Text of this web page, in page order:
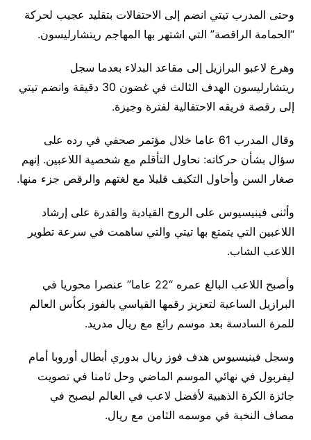
وحتى المدرب تيتي انضم إلى الاحتفالات بتقليد عجيب لحركة
“الحمامة الراقصة” التي اشتهر بها المهاجم ريتشارليسون.
وهرع لاعبو البرازيل إلى مقاعد البدلاء بعدما سجل
ريتشارليسون الهدف الثالث في غضون 30 دقيقة وانضم تيتي
إلى رقصة فريقه الاحتفالية لفترة وجيزة.
وقال المدرب 61 عاما خلال مؤتمر صحفي في رده على
سؤال بشأن حركاته: نحاول التأقلم مع شخصية اللاعبين. إنهم
صغار السن وأحاول التكيف قليلا مع لغتهم والرقص جزء منها.
وأثنى فينيسيوس على الروح القيادية والقدرة على إرشاد
اللاعبين التي يتمتع بها تيتي والتي ساهمت في سرعة تطوير
اللاعب الشاب.
وأصبح اللاعب البالغ عمره “22 عاما” عنصرا محوريا في
البرازيل الساعية لتعزيز رقمها القياسي بالفوز بكأس العالم
للمرة السادسة بعد موسم رائع مع ريال مدريد.
وسجل فينيسيوس هدف فوز ريال بدوري أبطال أوروبا أمام
ليفربول في نهائي الموسم الماضي وحل ثامنا في تصويت
جائزة الكرة الذهبية لأفضل لاعب في العالم ليصبح في
مصاف النخبة في موسمه الثامن مع ريال.